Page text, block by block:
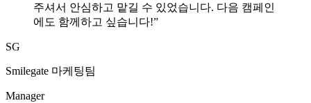
주셔서 안심하고 맡길 수 있었습니다. 다음 캠페인
에도 함께하고 싶습니다!”
SG
Smilegate 마케팅팀
Manager